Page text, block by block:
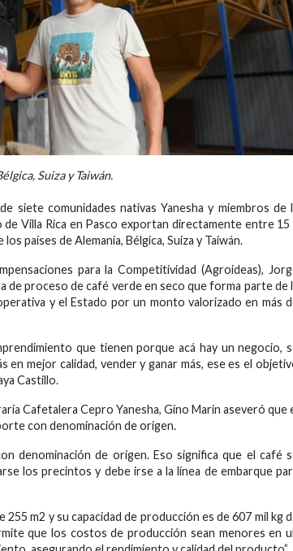
Suiza y Taiwán.
siete comunidades nativas Yanesha y miembros de
Villa Rica en Pasco exportan directamente entre 15
países de Alemania, Bélgica, Suiza y Taiwán.
para la Competitividad (Agroideas),
de proceso de café verde en seco que forma parte de
y el Estado por un monto valorizado en más
que tienen porque acá hay un negocio,
mejor calidad, vender y ganar más, ese es el
Castillo.
Cafetalera Cepro Yanesha, Gino Marín aseveró que
con denominación de origen.
denominación de origen. Eso significa que el café
los precintos y debe irse a la línea de embarque
m2 y su capacidad de producción es de 607 mil kg
que los costos de producción sean menores en